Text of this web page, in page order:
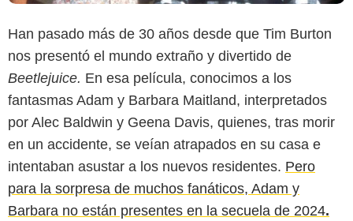
Han pasado más de 30 años desde que Tim Burton
nos presentó el mundo extraño y divertido de
Beetlejuice. En esa película, conocimos a los
fantasmas Adam y Barbara Maitland, interpretados
por Alec Baldwin y Geena Davis, quienes, tras morir
en un accidente, se veían atrapados en su casa e
intentaban asustar a los nuevos residentes. Pero
para la sorpresa de muchos fanáticos, Adam y
Barbara no están presentes en la secuela de 2024.